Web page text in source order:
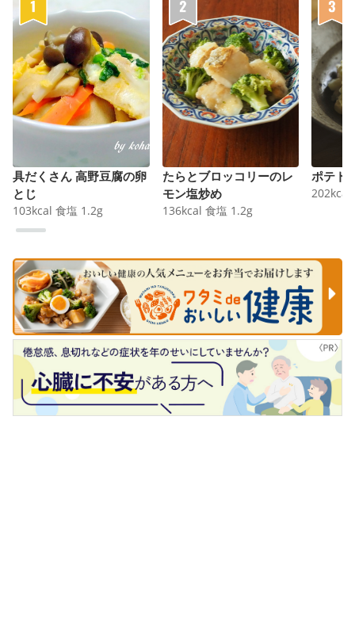
具だくさん 高野豆腐の卵
とじ
103kcal 食塩 1.2g
たらとブロッコリーのレ
モン塩炒め
136kcal 食塩 1.2g
ポテト
202kcal